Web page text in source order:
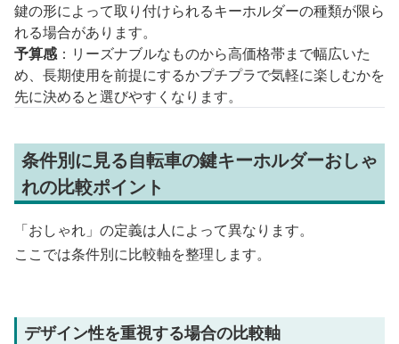
鍵の形によって取り付けられるキーホルダーの種類が限ら
れる場合があります。
予算感：リーズナブルなものから高価格帯まで幅広いた
め、長期使用を前提にするかプチプラで気軽に楽しむかを
先に決めると選びやすくなります。
条件別に見る自転車の鍵キーホルダーおしゃ
れの比較ポイント
「おしゃれ」の定義は人によって異なります。
ここでは条件別に比較軸を整理します。
デザイン性を重視する場合の比較軸